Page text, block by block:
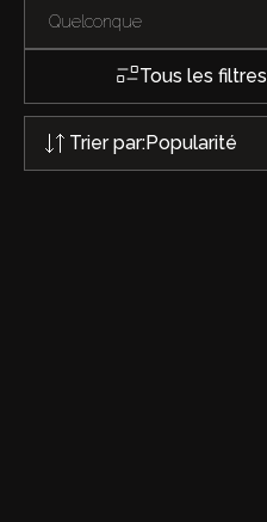
Quelconque
Tous les filtres
Trier par:Popularité